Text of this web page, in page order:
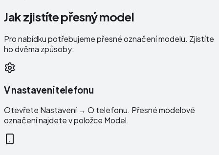
Jak zjistíte přesný model
Pro nabídku potřebujeme přesné označení modelu. Zjistíte
ho dvěma způsoby:
V nastavení telefonu
Otevřete Nastavení → O telefonu. Přesné modelové
označení najdete v položce Model.